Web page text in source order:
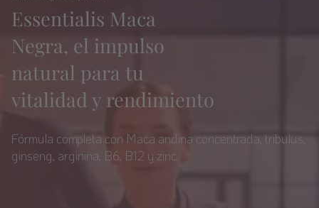
Essentialis Maca
Negra, el impulso
natural para tu
vitalidad y rendimiento
Fórmula completa con Maca andina concentrada, tribulus,
ginseng, arginina, B6, B12 y zinc.